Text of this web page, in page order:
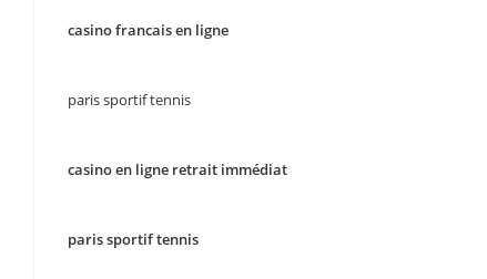
casino francais en ligne
paris sportif tennis
casino en ligne retrait immédiat
paris sportif tennis